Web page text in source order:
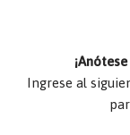
Ingrese al